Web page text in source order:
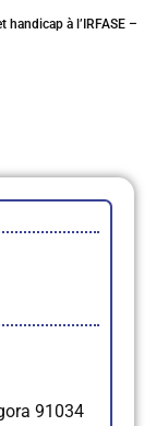
à l’IRFASE –
91034